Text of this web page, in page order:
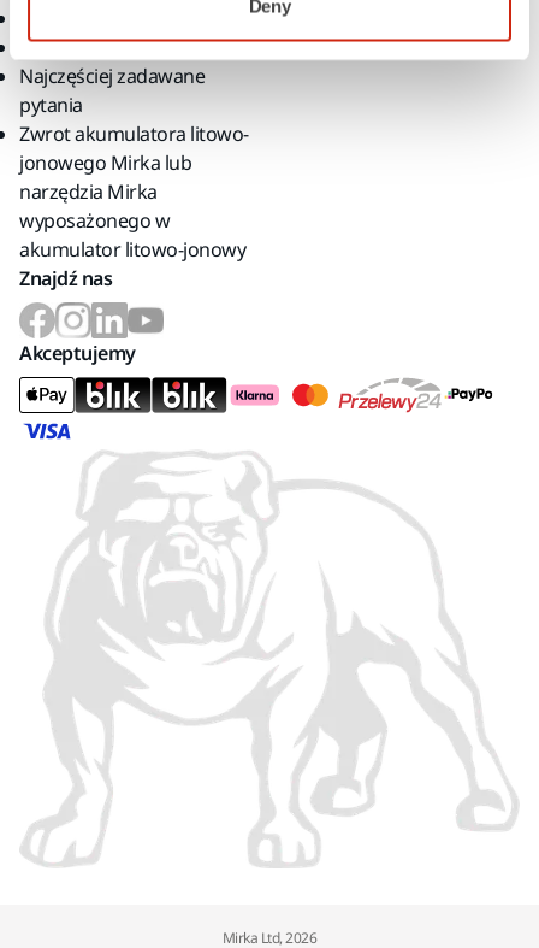
Deny
Zwroty produktów
Najczęściej zadawane
pytania
Zwrot akumulatora litowo-
jonowego Mirka lub
narzędzia Mirka
wyposażonego w
akumulator litowo-jonowy
Znajdź nas
Akceptujemy
Mirka Ltd, 2026